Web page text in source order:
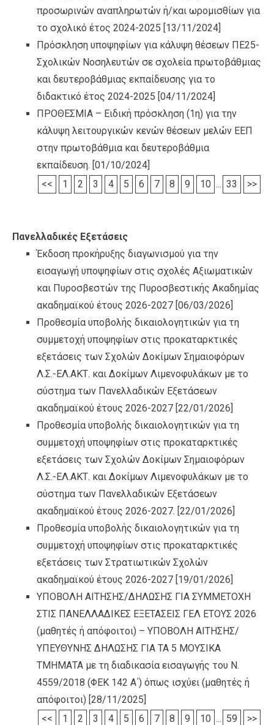
προσωρινών αναπληρωτών ή/και ωρομισθίων για
το σχολικό έτος 2024-2025 [13/11/2024]
Πρόσκληση υποψηφίων για κάλυψη θέσεων ΠΕ25-
Σχολικών Νοσηλευτών σε σχολεία πρωτοβάθμιας
και δευτεροβάθμιας εκπαίδευσης για το
διδακτικό έτος 2024-2025 [04/11/2024]
ΠΡΟΘΕΣΜΙΑ – Ειδική πρόσκληση (1η) για την
κάλυψη λειτουργικών κενών θέσεων μελών ΕΕΠ
στην πρωτοβάθμια και δευτεροβάθμια
εκπαίδευση. [01/10/2024]
<<
1 2 3 4 5 6 7 8 9 10 ... 33 >>
Πανελλαδικές Εξετάσεις
Έκδοση προκήρυξης διαγωνισμού για την
εισαγωγή υποψηφίων στις σχολές Αξιωματικών
και Πυροσβεστών της Πυροσβεστικής Ακαδημίας
ακαδημαϊκού έτους 2026-2027 [06/03/2026]
Προθεσμία υποβολής δικαιολογητικών για τη
συμμετοχή υποψηφίων στις προκαταρκτικές
εξετάσεις των Σχολών Δοκίμων Σημαιοφόρων
Λ.Σ.-ΕΛ.ΑΚΤ. και Δοκίμων Λιμενοφυλάκων με το
σύστημα των Πανελλαδικών Εξετάσεων
ακαδημαϊκού έτους 2026-2027 [22/01/2026]
Προθεσμία υποβολής δικαιολογητικών για τη
συμμετοχή υποψηφίων στις προκαταρκτικές
εξετάσεις των Σχολών Δοκίμων Σημαιοφόρων
Λ.Σ.-ΕΛ.ΑΚΤ. και Δοκίμων Λιμενοφυλάκων με το
σύστημα των Πανελλαδικών Εξετάσεων
ακαδημαϊκού έτους 2026-2027. [22/01/2026]
Προθεσμία υποβολής δικαιολογητικών για τη
συμμετοχή υποψηφίων στις προκαταρκτικές
εξετάσεις των Στρατιωτικών Σχολών
ακαδημαϊκού έτους 2026-2027 [19/01/2026]
ΥΠΟΒΟΛΗ ΑΙΤΗΣΗΣ/ΔΗΛΩΣΗΣ ΓΙΑ ΣΥΜΜΕΤΟΧΗ
ΣΤΙΣ ΠΑΝΕΛΛΑΔΙΚΕΣ ΕΞΕΤΑΣΕΙΣ ΓΕΛ ΕΤΟΥΣ 2026
(μαθητές ή απόφοιτοι) – ΥΠΟΒΟΛΗ ΑΙΤΗΣΗΣ/
ΥΠΕΥΘΥΝΗΣ ΔΗΛΩΣΗΣ ΓΙΑ ΤΑ 5 ΜΟΥΣΙΚΑ
ΤΜΗΜΑΤΑ με τη διαδικασία εισαγωγής του Ν.
4559/2018 (ΦΕΚ 142 Α΄) όπως ισχύει (μαθητές ή
απόφοιτοι) [28/11/2025]
<<
1 2 3 4 5 6 7 8 9 10 ... 59 >>